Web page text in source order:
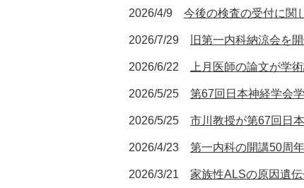
2026/4/9 今後の検査の受付に関
2026/7/29 旧第一内科納涼会を
2026/6/22 上月 医師の論文が学
2026/5/25 第67回日本神経学会
2026/5/25 市川教授が第67回日
2026/4/23 第一内科の開講50周
2026/3/21 家族性ALSの原因遺伝